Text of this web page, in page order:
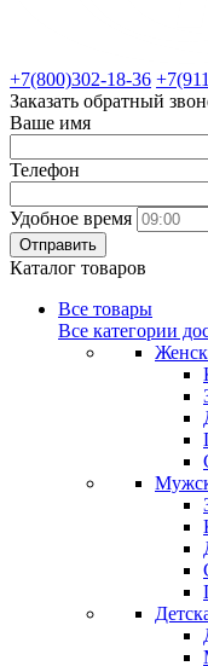
+7(800)302-18-36
Заказать обратный
Ваше имя
Телефон
Удобное время
Отправить
Каталог товаров
Все товары
Все категории